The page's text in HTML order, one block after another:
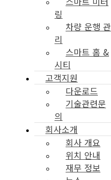
링
차량 운행 관
리
스마트 홈 &
시티
고객지원
다운로드
기술관련문
의
회사소개
회사 개요
위치 안내
재무 정보